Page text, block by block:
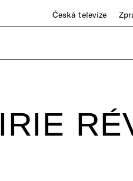
Česká televize
IRIE